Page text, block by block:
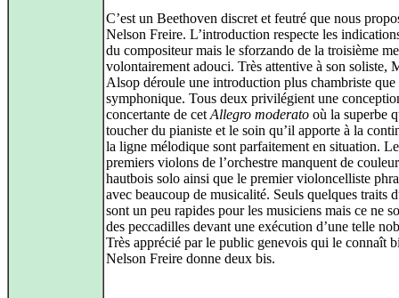
C’est un Beethoven discret et feutré que nous
Nelson Freire. L’introduction respecte les
du compositeur mais le sforzando de la troisième
volontairement adouci. Très attentive à son soliste,
Alsop déroule une introduction plus chambriste que
symphonique. Tous deux privilégient une
concertante de cet Allegro moderato où la superbe
toucher du pianiste et le soin qu’il apporte à la
la ligne mélodique sont parfaitement en situation.
premiers violons de l’orchestre manquent de
hautbois solo ainsi que le premier violoncelliste
avec beaucoup de musicalité. Seuls quelques traits
sont un peu rapides pour les musiciens mais ce ne
des peccadilles devant une exécution d’une telle
Très apprécié par le public genevois qui le connaît
Nelson Freire donne deux bis.